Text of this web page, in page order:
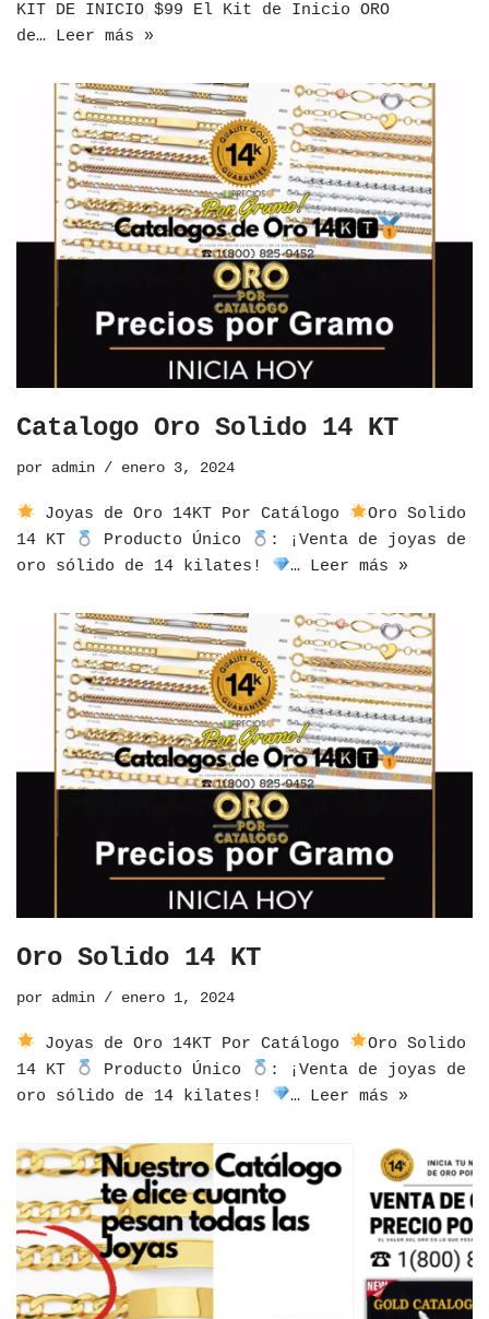
KIT DE INICIO $99 El Kit de Inicio ORO
de… Leer más »
Catalogo Oro Solido 14 KT
por admin enero 3, 2024
Joyas de Oro 14KT Por Catálogo
Oro Solido
14 KT
Producto Único
: ¡Venta de joyas de
oro sólido de 14 kilates!
… Leer más »
Oro Solido 14 KT
por admin enero 1, 2024
Joyas de Oro 14KT Por Catálogo
Oro Solido
14 KT
Producto Único
: ¡Venta de joyas de
oro sólido de 14 kilates!
… Leer más »